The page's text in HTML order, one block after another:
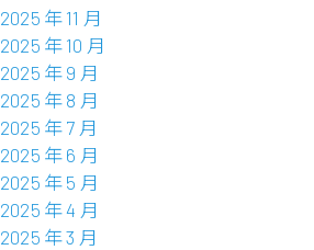
2025 年 11 月
2025 年 10 月
2025 年 9 月
2025 年 8 月
2025 年 7 月
2025 年 6 月
2025 年 5 月
2025 年 4 月
2025 年 3 月